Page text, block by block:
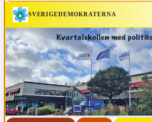
SVERIGEDEMOKRATERNA